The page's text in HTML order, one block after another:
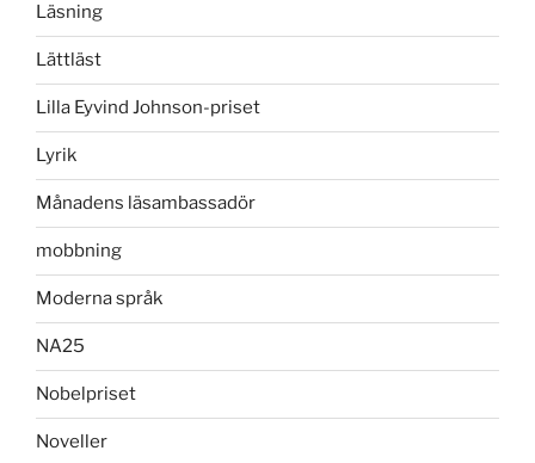
Läsning
Lättläst
Lilla Eyvind Johnson-priset
Lyrik
Månadens läsambassadör
mobbning
Moderna språk
NA25
Nobelpriset
Noveller